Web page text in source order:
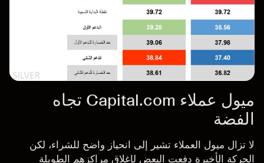
ميول عملاء Capital.com تجاه
الفضة
لا تزال ميول العملاء تشير إلى انحياز واضح للشراء، لكن
الحركة الأخيرة دفعت البعض لإغلاق مراكزهم الطويلة